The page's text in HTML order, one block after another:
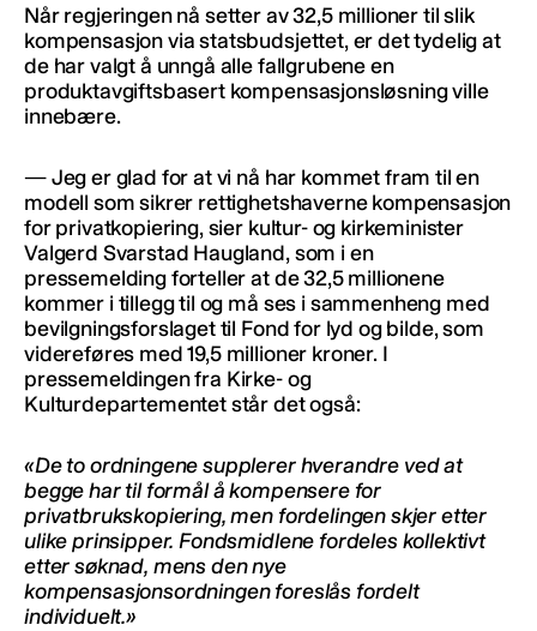
Når regjeringen nå setter av 32,5 millioner til slik
kompensasjon via statsbudsjettet, er det tydelig at
de har valgt å unngå alle fallgrubene en
produktavgiftsbasert kompensasjonsløsning ville
innebære.
— Jeg er glad for at vi nå har kommet fram til en
modell som sikrer rettighetshaverne kompensasjon
for privatkopiering, sier kultur- og kirkeminister
Valgerd Svarstad Haugland, som i en
pressemelding forteller at de 32,5 millionene
kommer i tillegg til og må ses i sammenheng med
bevilgningsforslaget til Fond for lyd og bilde, som
videreføres med 19,5 millioner kroner. I
pressemeldingen fra Kirke- og
Kulturdepartementet står det også:
«De to ordningene supplerer hverandre ved at
begge har til formål å kompensere for
privatbrukskopiering, men fordelingen skjer etter
ulike prinsipper. Fondsmidlene fordeles kollektivt
etter søknad, mens den nye
kompensasjonsordningen foreslås fordelt
individuelt.»